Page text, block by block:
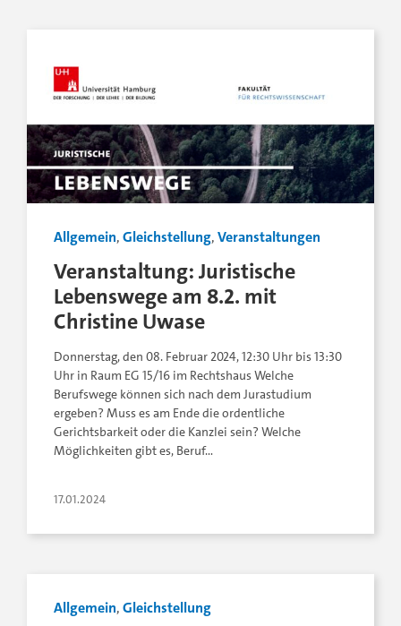
Allgemein,Gleichstellung,Veranstaltungen
Veranstaltung: Juristische
Lebenswege am 8.2. mit
Christine Uwase
Donnerstag, den 08. Februar 2024, 12:30 Uhr bis 13:30
Uhr in Raum EG 15/16 im Rechtshaus Welche
Berufswege können sich nach dem Jurastudium
ergeben? Muss es am Ende die ordentliche
Gerichtsbarkeit oder die Kanzlei sein? Welche
Möglichkeiten gibt es, Beruf…
17.01.2024
Allgemein,Gleichstellung